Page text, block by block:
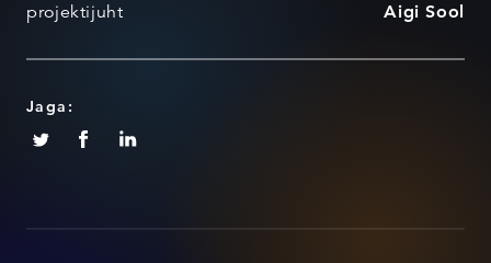
projektijuht Aigi Sool
Jaga: